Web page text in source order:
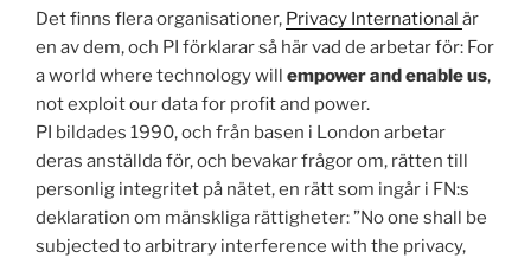
Det finns flera organisationer, Privacy International är
en av dem, och PI förklarar så här vad de arbetar för: For
a world where technology will empower and enable us,
not exploit our data for profit and power.
PI bildades 1990, och från basen i London arbetar
deras anställda för, och bevakar frågor om, rätten till
personlig integritet på nätet, en rätt som ingår i FN:s
deklaration om mänskliga rättigheter: ”No one shall be
subjected to arbitrary interference with the privacy,